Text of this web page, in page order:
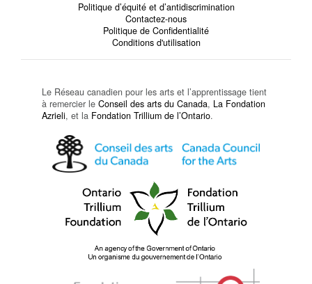
Politique d’équité et d’antidiscrimination
Contactez-nous
Politique de Confidentialité
Conditions d'utilisation
Le Réseau canadien pour les arts et l’apprentissage tient
à remercier le Conseil des arts du Canada, La Fondation
Azrieli, et la Fondation Trillium de l’Ontario.